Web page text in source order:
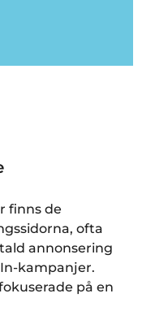
finns de
ofta
annonsering
kampanjer.
på en